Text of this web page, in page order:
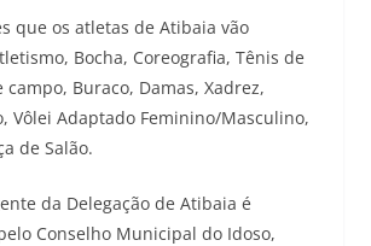
que os atletas de Atibaia vão
Bocha, Coreografia, Tênis de
campo, Buraco, Damas, Xadrez,
Vôlei Adaptado Feminino/Masculino,
de Salão.
da Delegação de Atibaia é
Conselho Municipal do Idoso,